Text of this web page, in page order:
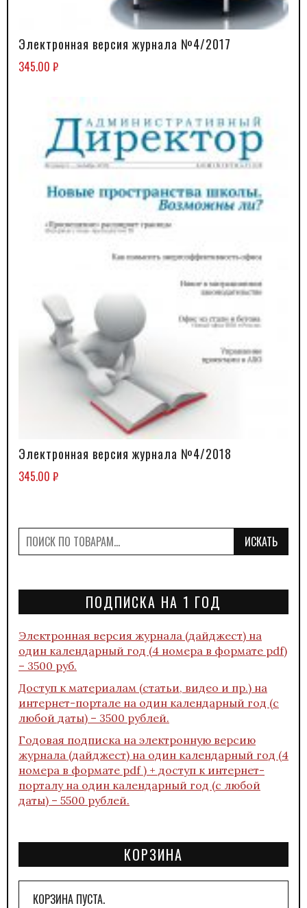
В КОРЗИНУ
Электронная версия журнала №4/2017
345.00 ₽
В КОРЗИНУ
Электронная версия журнала №4/2018
345.00 ₽
ИСКАТЬ
ПОДПИСКА НА 1 ГОД
Электронная версия журнала (дайджест) на
один календарный год (4 номера в формате pdf)
– 3500 руб.
Доступ к материалам (статьи, видео и пр.) на
интернет-портале на один календарный год (с
любой даты) – 3500 рублей.
Годовая подписка на электронную версию
журнала (дайджест) на один календарный год (4
номера в формате pdf ) + доступ к интернет-
порталу на один календарный год (с любой
даты) – 5500 рублей.
КОРЗИНА
КОРЗИНА ПУСТА.